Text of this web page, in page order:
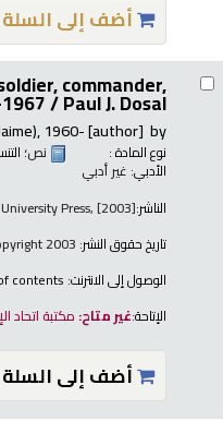
أضف إلى السلة
commander,
/Paul J. Dosal.
by
, 1960-[author]
نوع المادة : نص؛
الأدبي: غير أدبي
الناشر:Press, [2003]
تاريخ حقوق النشر:
الوصول إلى الانترنت: contents
الإتاحة:غير متاح: مكتبة اتحاد
أضف إلى السلة